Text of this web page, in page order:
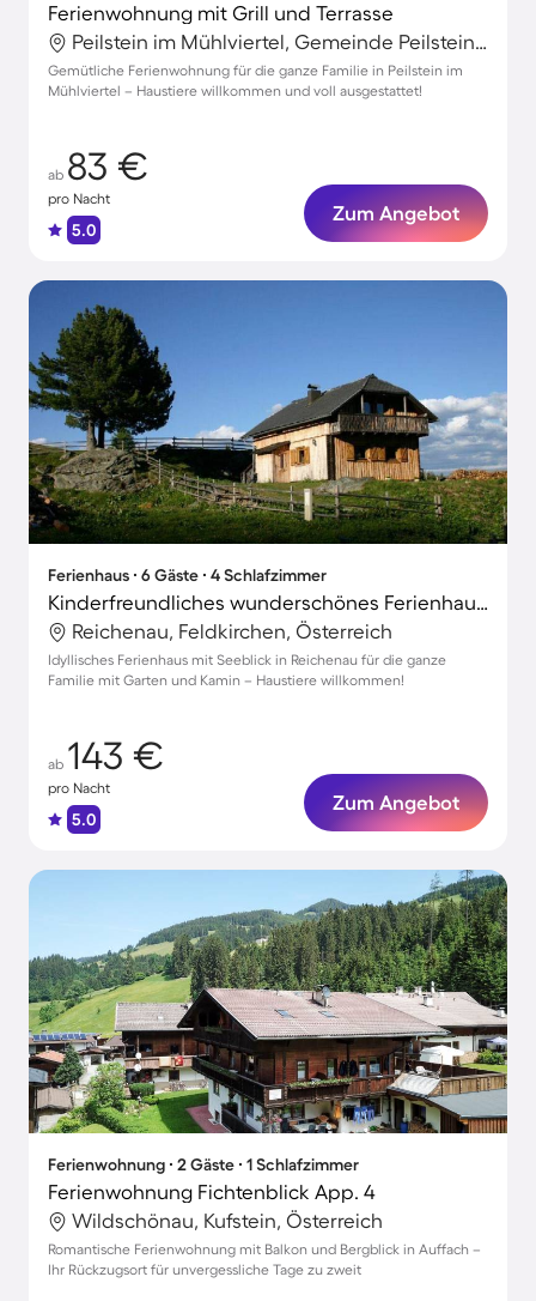
Ferienwohnung mit Grill und Terrasse
Peilstein im Mühlviertel, Gemeinde Peilstein im Mühlviertel, Österreich
Gemütliche Ferienwohnung für die ganze Familie in Peilstein im
Mühlviertel – Haustiere willkommen und voll ausgestattet!
ab 83 €
pro Nacht
5.0
Zum Angebot
Ferienhaus ∙ 6 Gäste ∙ 4 Schlafzimmer
Kinderfreundliches wunderschönes Ferienhaus mit Garten, Grill und Terrasse | Seeblick | Nah am Skifahren | Hunde erlaubt
Reichenau, Feldkirchen, Österreich
Idyllisches Ferienhaus mit Seeblick in Reichenau für die ganze
Familie mit Garten und Kamin – Haustiere willkommen!
ab 143 €
pro Nacht
5.0
Zum Angebot
Ferienwohnung ∙ 2 Gäste ∙ 1 Schlafzimmer
Ferienwohnung Fichtenblick App. 4
Wildschönau, Kufstein, Österreich
Romantische Ferienwohnung mit Balkon und Bergblick in Auffach –
Ihr Rückzugsort für unvergessliche Tage zu zweit